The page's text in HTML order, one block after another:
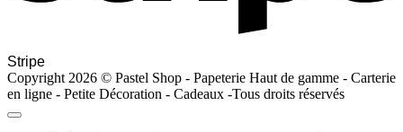
Stripe
Copyright 2026 © Pastel Shop - Papeterie Haut de gamme - Carterie
en ligne - Petite Décoration - Cadeaux -Tous droits réservés